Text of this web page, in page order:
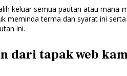
keluar semua pautan atau
meminda terma dan syarat ini
ini.
dari tapak web